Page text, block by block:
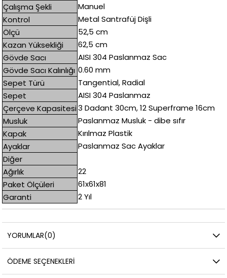
Çalışma Şekli
Manuel
Kontrol
Metal Santrafüj Dişli
Ölçü
52,5 cm
Kazan Yüksekliği
62,5 cm
Gövde Sacı
AISI 304 Paslanmaz Sac
Gövde Sacı Kalınlığı 0.60 mm
Sepet Türü
Tangential, Radial
Sepet
AISI 304 Paslanmaz
Çerçeve Kapasitesi 3 Dadant 30cm, 12 Superframe 16cm
Musluk
Paslanmaz Musluk - dibe sıfır
Kapak
Kırılmaz Plastik
Ayaklar
Paslanmaz Sac Ayaklar
Diğer
Ağırlık
22
Paket Ölçüleri
61x61x81
Garanti
2 Yıl
YORUMLAR(0)
ÖDEME SEÇENEKLERI